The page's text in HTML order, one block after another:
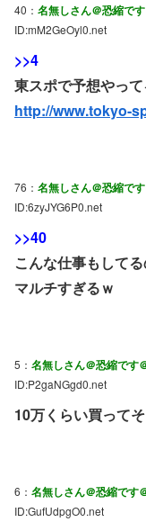
40： 名無しさん＠恐縮で
ID:mM2GeOyl0.net
>>4
東スポで予想やっ
http://www.tokyo-
76： 名無しさん＠恐縮で
ID:6zyJYG6P0.net
>>40
こんな仕事もして
マルチすぎるｗ
5： 名無しさん＠恐縮です
ID:P2gaNGgd0.net
10万くらい買って
6： 名無しさん＠恐縮です
ID:GufUdpgO0.net